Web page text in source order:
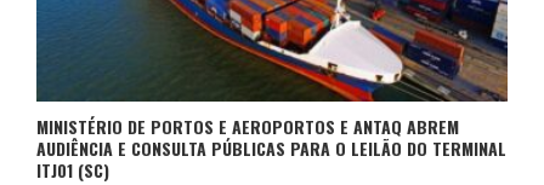
MINISTÉRIO DE PORTOS E AEROPORTOS E ANTAQ ABREM
AUDIÊNCIA E CONSULTA PÚBLICAS PARA O LEILÃO DO TERMINAL
ITJ01 (SC)